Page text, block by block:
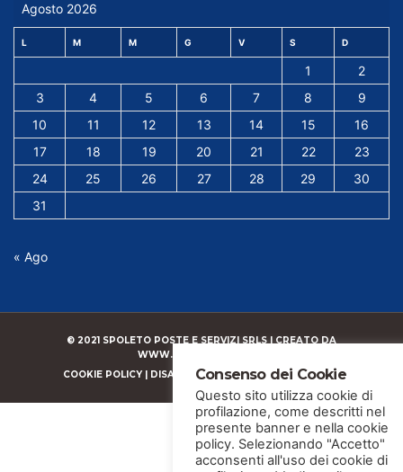
Agosto 2026
L M M G V S D
1
2
3
4 5 6 7 8
9
10
11 12 13 14 15
16
17
18 19 20 21 22
23
24
25 26 27 28 29
30
31
« Ago
© 2021 SPOLETO POSTE E SERVIZI SRLS | CREATO DA
WWW.LINDASPANO.COM
COOKIE POLICY| DISABILITA COOKIE|PRIVACY POLICY
Consenso dei Cookie
Questo sito utilizza cookie di
profilazione, come descritti nel
presente banner e nella cookie
policy. Selezionando "Accetto"
acconsenti all'uso dei cookie di